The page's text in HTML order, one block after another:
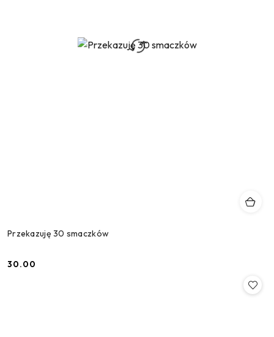
Przekazuję 30 smaczków
Cena:
30.00